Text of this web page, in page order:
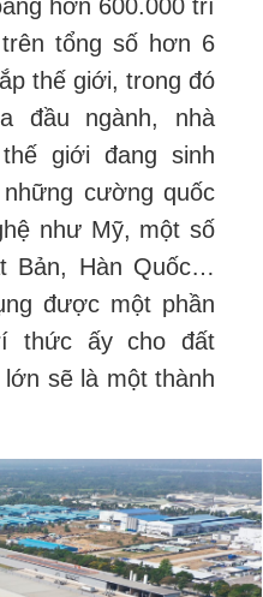
hơn 600.000 trí
tổng số hơn 6
thế giới, trong đó
đầu ngành, nhà
giới đang sinh
cường quốc
như Mỹ, một số
Bản, Hàn Quốc…
được một phần
thức ấy cho đất
sẽ là một thành